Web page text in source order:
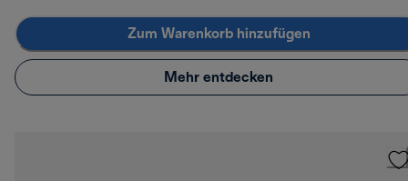
Zum Warenkorb hinzufügen
Mehr entdecken